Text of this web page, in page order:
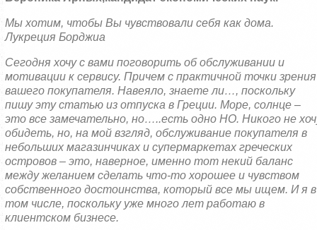
Мы хотим, чтобы Вы чувствовали себя как дома.
Лукреция Борджиа
Сегодня хочу с вами поговорить об обслуживании и
мотивации к сервису. Причем с практичной точки зрения
вашего покупателя. Навеяло, знаете ли…, поскольку
пишу эту статью из отпуска в Греции. Море, солнце –
это все замечательно, но…..есть одно НО. Никого не
обидеть, но, на мой взгляд, обслуживание покупателя в
небольших магазинчиках и супермаркетах греческих
островов – это, наверное, именно тот некий баланс
между желанием сделать что-то хорошее и чувством
собственного достоинства, который все мы ищем. И я в
том числе, поскольку уже много лет работаю в
клиентском бизнесе.